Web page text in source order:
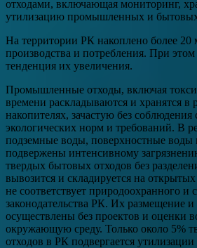
отходами, включающая мониторинг,
утилизацию промышленных и бытовых
На территории РК накоплено более 20
производства и потребления. При этом
тенденция их увеличения.
Промышленные отходы, включая
времени раскладываются и хранятся в
накопителях, зачастую без
экологических норм и требований. В
подземные воды, поверхностные воды
подвержены интенсивному
твердых бытовых отходов без
вывозится и складируется на
не соответствует природоохранного и
законодательства РК. Их размещение и
осуществлены без проектов и оценки
окружающую среду. Только около 5%
отходов в РК подвергается